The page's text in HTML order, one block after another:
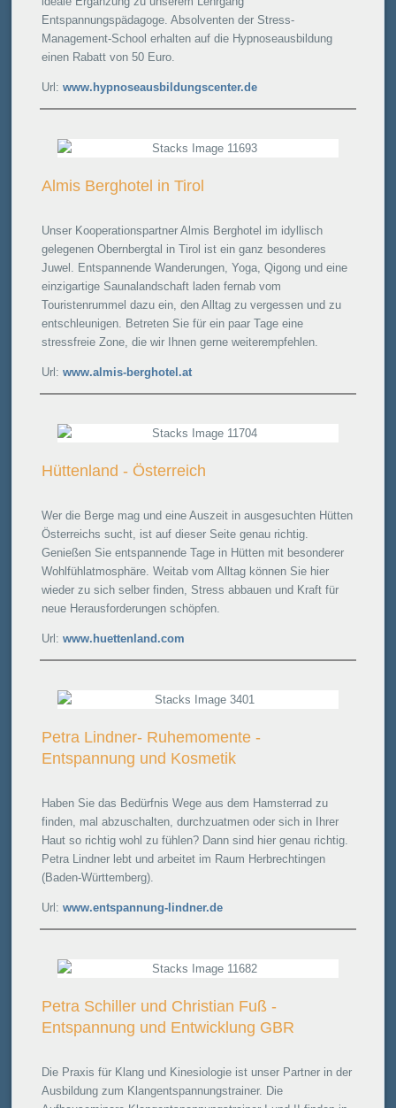
Entspannungspädagoge. Absolventen der Stress-
Management-School erhalten auf die Hypnoseausbildung
einen Rabatt von 50 Euro.
Url:www.hypnoseausbildungscenter.de
Almis Berghotel in Tirol
Unser Kooperationspartner Almis Berghotel im idyllisch
gelegenen Obernbergtal in Tirol ist ein ganz besonderes
Juwel. Entspannende Wanderungen, Yoga, Qigong und eine
einzigartige Saunalandschaft laden fernab vom
Touristenrummel dazu ein, den Alltag zu vergessen und zu
entschleunigen. Betreten Sie für ein paar Tage eine
stressfreie Zone, die wir Ihnen gerne weiterempfehlen.
Url:www.almis-berghotel.at
Hüttenland - Österreich
Wer die Berge mag und eine Auszeit in ausgesuchten Hütten
Österreichs sucht, ist auf dieser Seite genau richtig.
Genießen Sie entspannende Tage in Hütten mit besonderer
Wohlfühlatmosphäre. Weitab vom Alltag können Sie hier
wieder zu sich selber finden, Stress abbauen und Kraft für
neue Herausforderungen schöpfen.
Url:www.huettenland.com
Petra Lindner- Ruhemomente -
Entspannung und Kosmetik
Haben Sie das Bedürfnis Wege aus dem Hamsterrad zu
finden, mal abzuschalten, durchzuatmen oder sich in Ihrer
Haut so richtig wohl zu fühlen? Dann sind hier genau richtig.
Petra Lindner lebt und arbeitet im Raum Herbrechtingen
(Baden-Württemberg).
Url:www.entspannung-lindner.de
Petra Schiller und Christian Fuß -
Entspannung und Entwicklung GBR
Die Praxis für Klang und Kinesiologie ist unser Partner in der
Ausbildung zum Klangentspannungstrainer. Die